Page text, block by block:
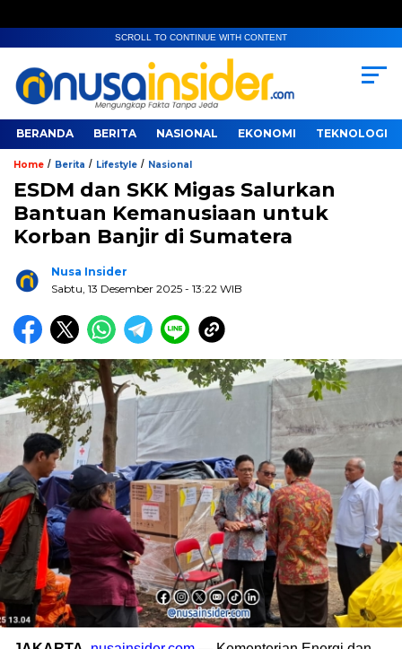
SCROLL TO CONTINUE WITH CONTENT
BERANDA BERITA NASIONAL EKONOMI TEKNOLOGI
Home / Berita / Lifestyle / Nasional
ESDM dan SKK Migas Salurkan
Bantuan Kemanusiaan untuk
Korban Banjir di Sumatera
Nusa Insider
Sabtu, 13 Desember 2025 - 13:22 WIB